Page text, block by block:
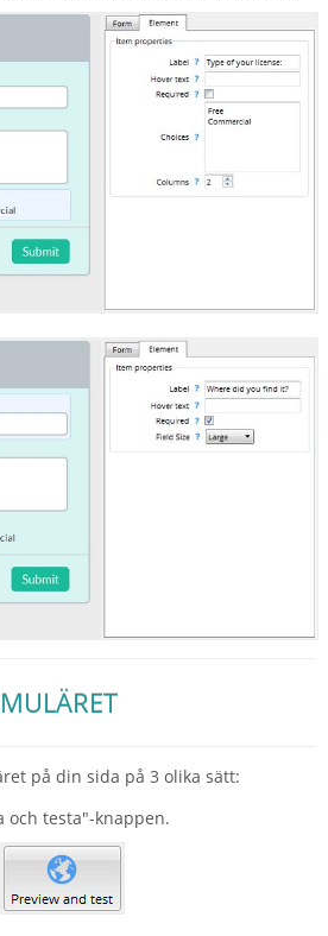
på din sida på 3 olika sätt:
och testa"-knappen.